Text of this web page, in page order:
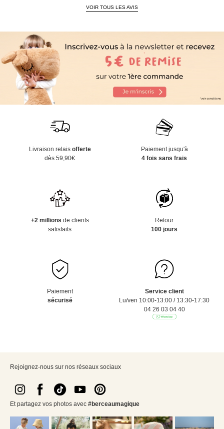
VOIR TOUS LES AVIS
Livraison relais offerte
dès 59,90€
Paiement jusqu'à
4 fois sans frais
+2 millions de clients
satisfaits
Retour
100 jours
Paiement
sécurisé
Service client
Lu/ven 10:00-13:00 / 13:30-17:30
04 26 03 04 40
Rejoignez-nous sur nos réseaux sociaux
Et partagez vos photos avec #berceaumagique